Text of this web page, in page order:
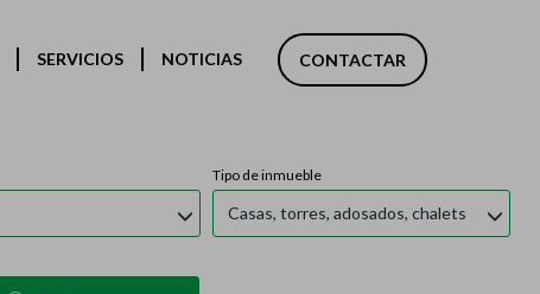
SERVICIOS NOTICIAS CONTACTAR
Tipo de inmueble
Casas, torres, adosados, chalets